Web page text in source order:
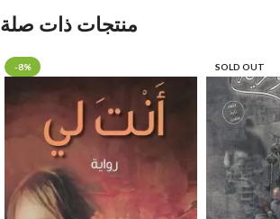
منتجات ذات صلة
-8% SOLD OUT